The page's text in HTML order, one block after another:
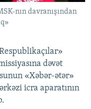
nın davranışından
dəvət
«Xəbər-ətər»
icra aparatının